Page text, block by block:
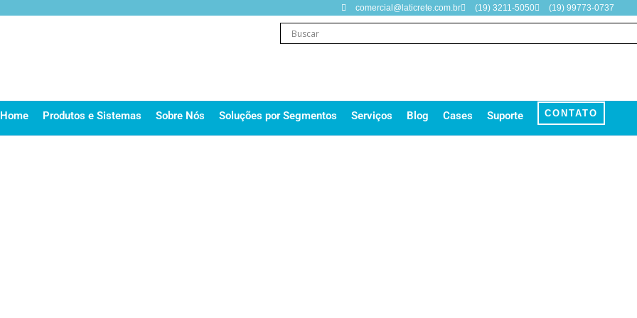
comercial@laticrete.com.br (19) 3211-5050 (19) 99773-0737
CONTATO
Home Produtos e Sistemas Sobre Nós Soluções por Segmentos Serviços Blog Cases Suporte